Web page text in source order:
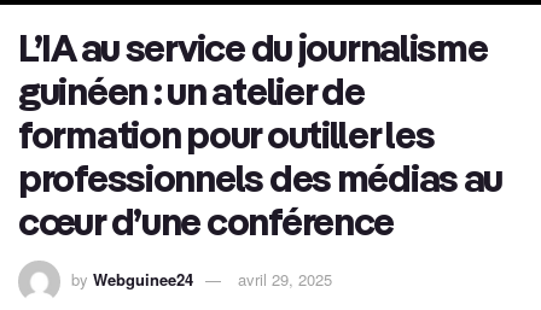
L’IA au service du journalisme
guinéen : un atelier de
formation pour outiller les
professionnels des médias au
cœur d’une conférence
by Webguinee24 avril 29, 2025